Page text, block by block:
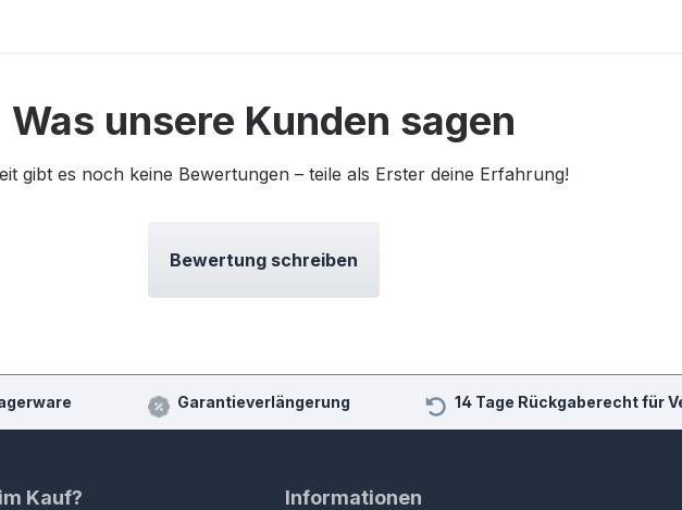
Was unsere Kunden sagen
gibt es noch keine Bewertungen – teile als Erster deine Erfahrung!
Bewertung schreiben
Garantieverlängerung 14 Tage Rückgaberecht für
Kauf? Informationen